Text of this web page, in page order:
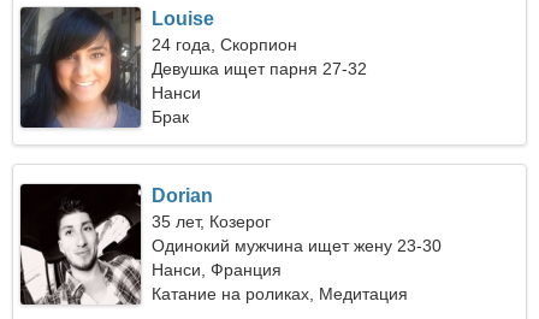
Louise
24 года, Скорпион
Девушка ищет парня 27-32
Нанси
Брак
Dorian
35 лет, Козерог
Одинокий мужчина ищет жену 23-30
Нанси, Франция
Катание на роликах, Медитация